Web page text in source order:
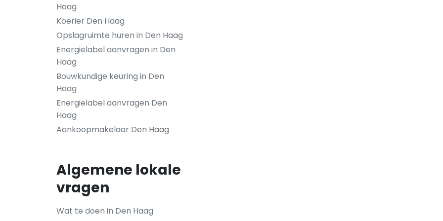
Haag
Koerier Den Haag
Opslagruimte huren in Den Haag
Energielabel aanvragen in Den
Haag
Bouwkundige keuring in Den
Haag
Energielabel aanvragen Den
Haag
Aankoopmakelaar Den Haag
Algemene lokale
vragen
Wat te doen in Den Haag